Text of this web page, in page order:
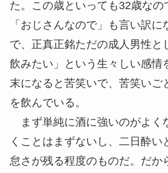
た。この歳といっても32歳なの
「おじさんなので」も言い訳
で、正真正銘ただの成人男性と
飲みたい」という生々しい感情
末になると苦笑いで、苦笑いご
を飲んでいる。
まず単純に酒に強いのがよく
くことはまずないし、二日酔い
怠さが残る程度のものだ。だか